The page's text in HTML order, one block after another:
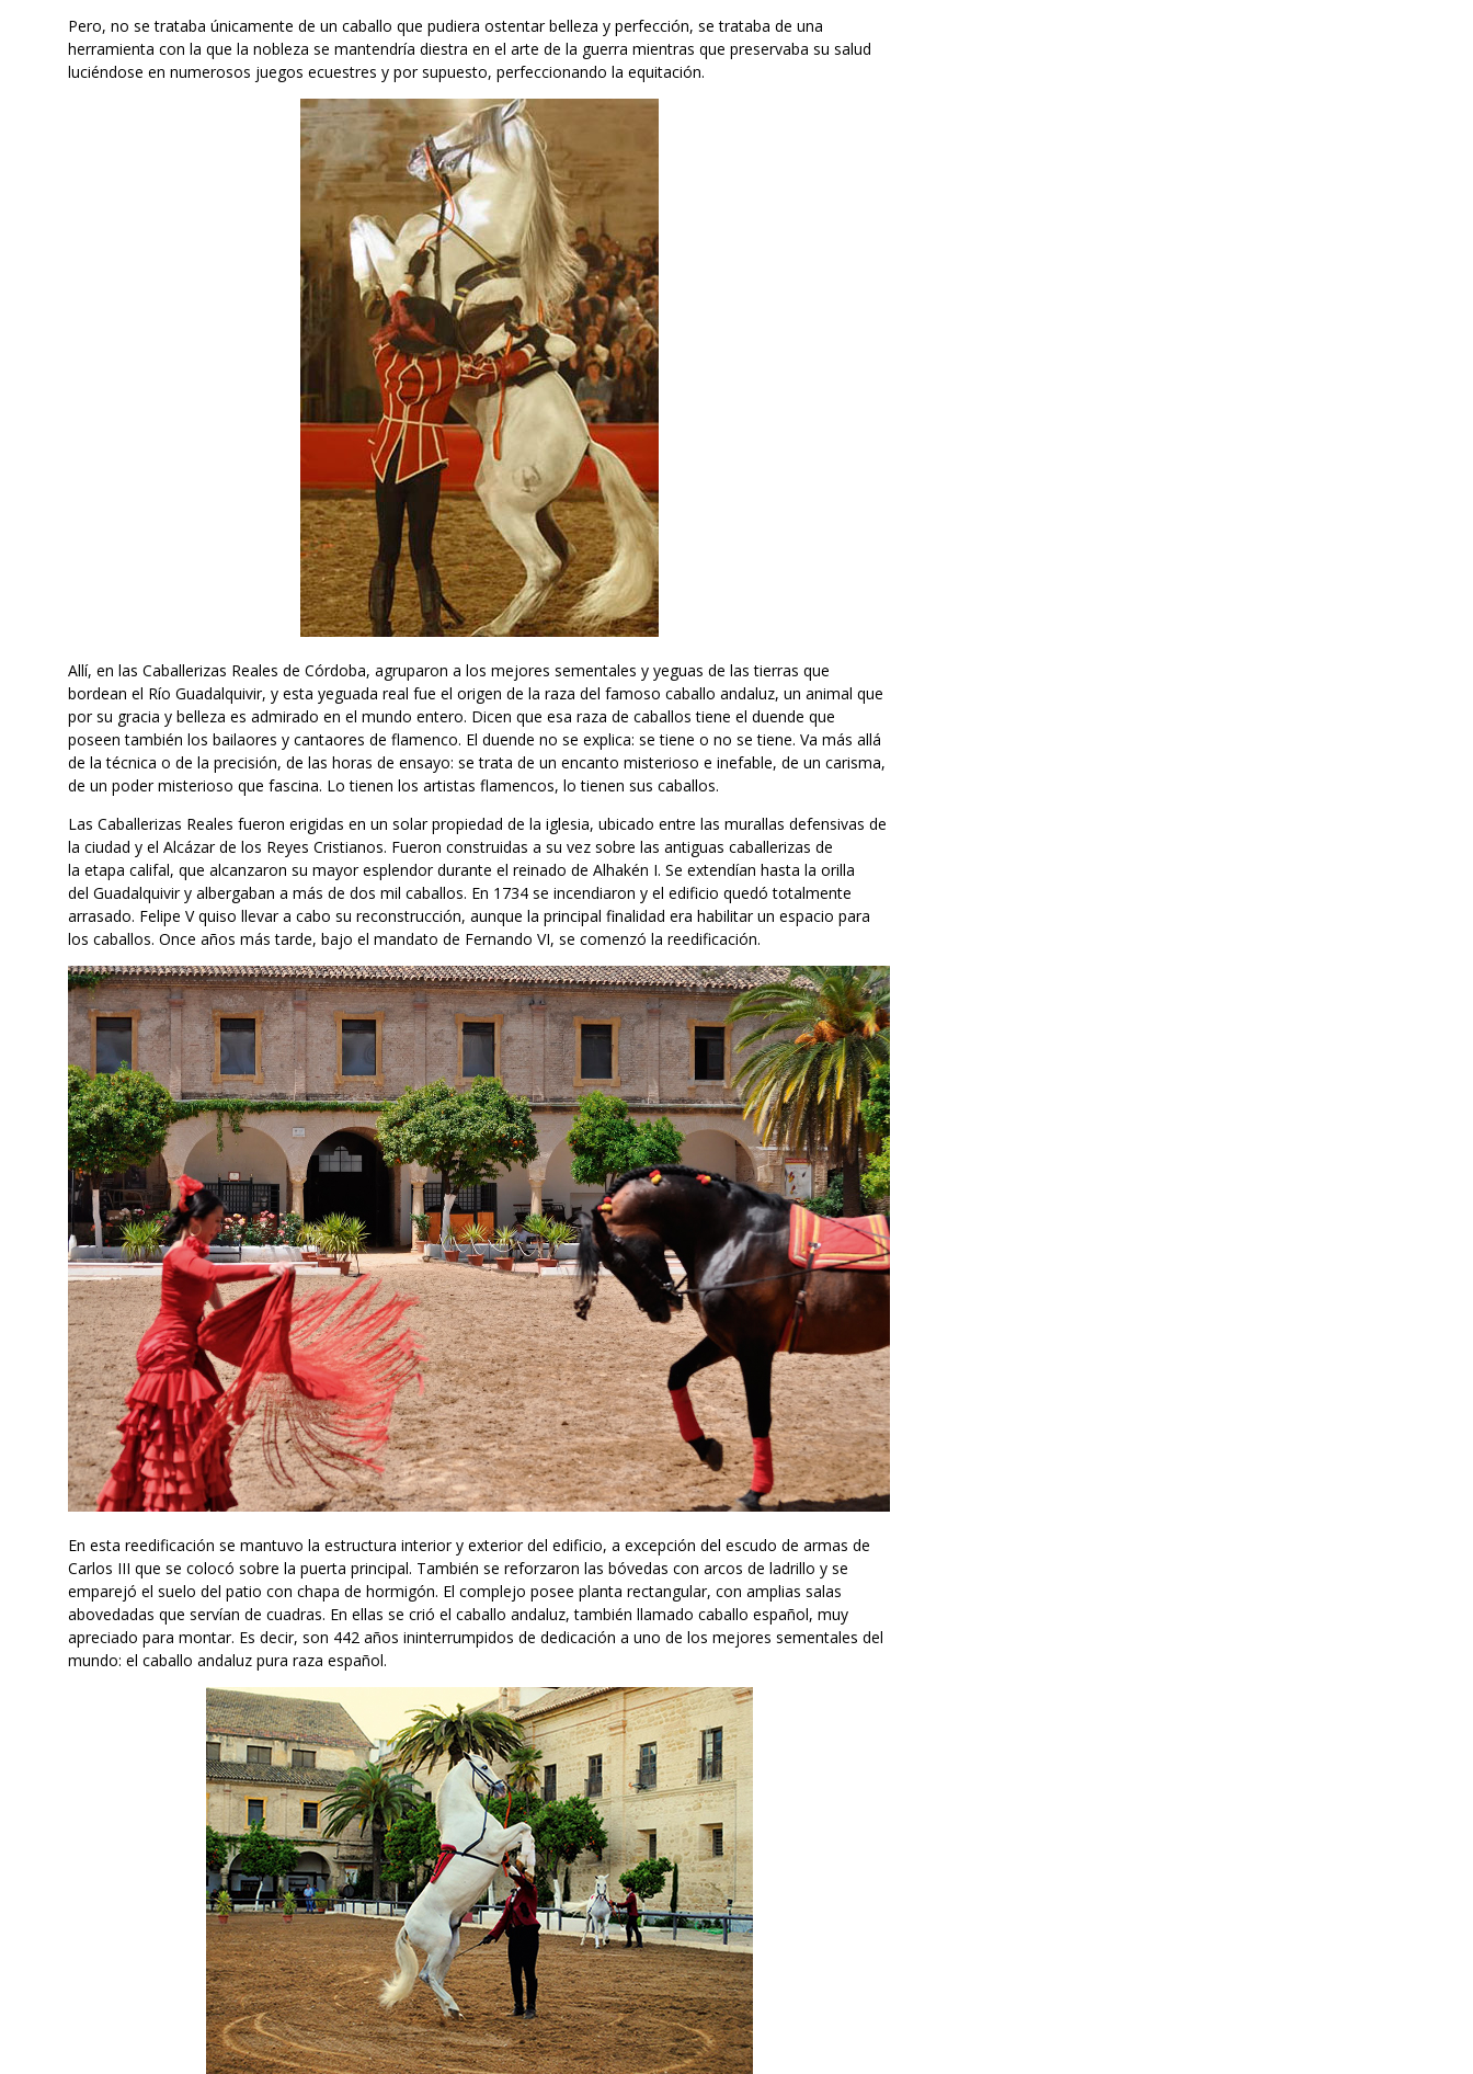
Pero, no se trataba únicamente de un caballo que pudiera ostentar belleza y perfección, se trataba de una
herramienta con la que la nobleza se mantendría diestra en el arte de la guerra mientras que preservaba su salud
luciéndose en numerosos juegos ecuestres y por supuesto, perfeccionando la equitación.
Allí, en las Caballerizas Reales de Córdoba, agruparon a los mejores sementales y yeguas de las tierras que
bordean el Río Guadalquivir, y esta yeguada real fue el origen de la raza del famoso caballo andaluz, un animal que
por su gracia y belleza es admirado en el mundo entero. Dicen que esa raza de caballos tiene el duende que
poseen también los bailaores y cantaores de flamenco. El duende no se explica: se tiene o no se tiene. Va más allá
de la técnica o de la precisión, de las horas de ensayo: se trata de un encanto misterioso e inefable, de un carisma,
de un poder misterioso que fascina. Lo tienen los artistas flamencos, lo tienen sus caballos.
Las Caballerizas Reales fueron erigidas en un solar propiedad de la iglesia, ubicado entre las murallas defensivas de
la ciudad y el Alcázar de los Reyes Cristianos. Fueron construidas a su vez sobre las antiguas caballerizas de
la etapa califal, que alcanzaron su mayor esplendor durante el reinado de Alhakén I. Se extendían hasta la orilla
del Guadalquivir y albergaban a más de dos mil caballos. En 1734 se incendiaron y el edificio quedó totalmente
arrasado. Felipe V quiso llevar a cabo su reconstrucción, aunque la principal finalidad era habilitar un espacio para
los caballos. Once años más tarde, bajo el mandato de Fernando VI, se comenzó la reedificación.
En esta reedificación se mantuvo la estructura interior y exterior del edificio, a excepción del escudo de armas de
Carlos III que se colocó sobre la puerta principal. También se reforzaron las bóvedas con arcos de ladrillo y se
emparejó el suelo del patio con chapa de hormigón. El complejo posee planta rectangular, con amplias salas
abovedadas que servían de cuadras. En ellas se crió el caballo andaluz, también llamado caballo español, muy
apreciado para montar. Es decir, son 442 años ininterrumpidos de dedicación a uno de los mejores sementales del
mundo: el caballo andaluz pura raza español.